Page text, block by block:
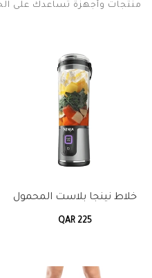
منتجات وأجهزة تساعدك على
خلاط نينجا بلاست المحمول
QAR 225